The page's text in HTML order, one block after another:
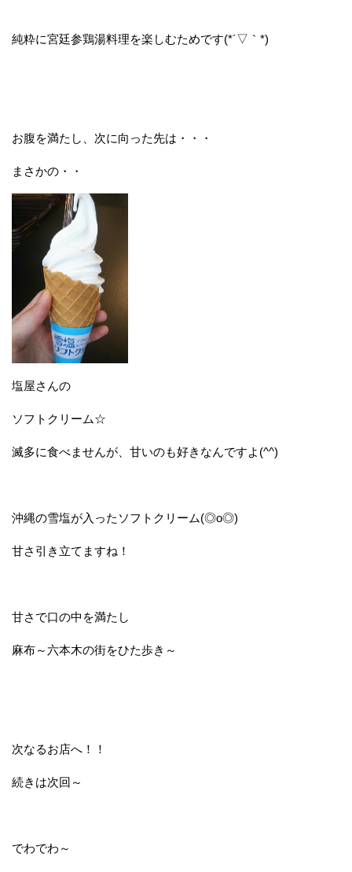
純粋に宮廷参鶏湯料理を楽しむためです(*´▽｀*)
お腹を満たし、次に向った先は・・・
まさかの・・
塩屋さんの
ソフトクリーム☆
滅多に食べませんが、甘いのも好きなんですよ(^^)
沖縄の雪塩が入ったソフトクリーム(◎o◎)
甘さ引き立てますね！
甘さで口の中を満たし
麻布～六本木の街をひた歩き～
次なるお店へ！！
続きは次回～
でわでわ～